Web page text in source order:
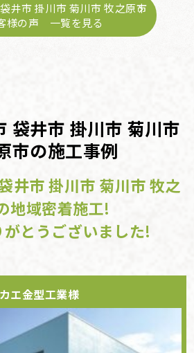
井市 掛川市 菊川市 牧之原市
様の声 一覧を見る
袋井市 掛川市 菊川市
市の施工事例
井市 掛川市 菊川市 牧之
地域密着施工!
がとうございました!
エ金型工業様